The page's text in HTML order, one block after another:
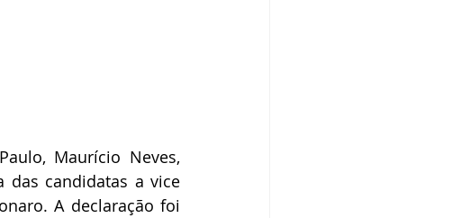
Maurício Neves,
das candidatas a vice
A declaração foi